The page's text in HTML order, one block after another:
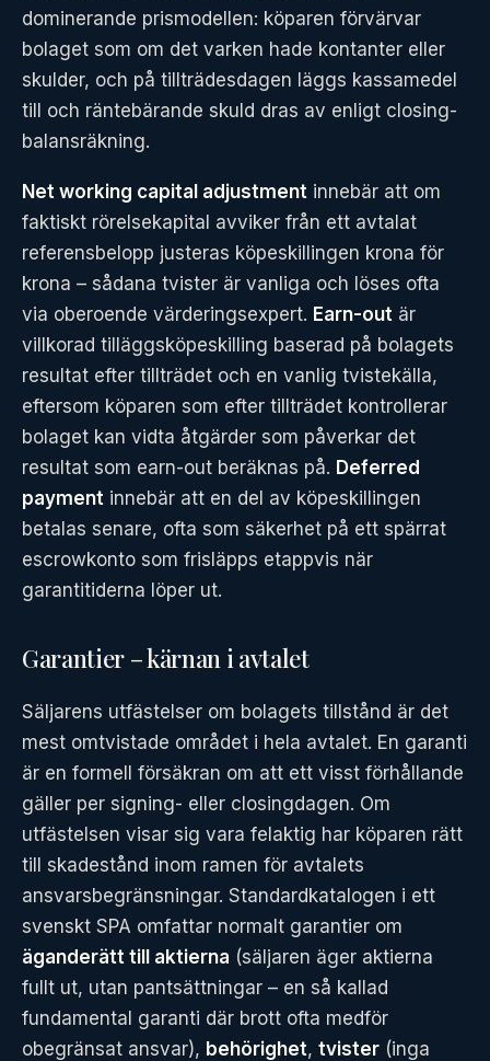
dominerande prismodellen: köparen förvärvar
bolaget som om det varken hade kontanter eller
skulder, och på tillträdesdagen läggs kassamedel
till och räntebärande skuld dras av enligt closing-
balansräkning.
Net working capital adjustment innebär att om
faktiskt rörelsekapital avviker från ett avtalat
referensbelopp justeras köpeskillingen krona för
krona – sådana tvister är vanliga och löses ofta
via oberoende värderingsexpert. Earn-out är
villkorad tilläggsköpeskilling baserad på bolagets
resultat efter tillträdet och en vanlig tvistekälla,
eftersom köparen som efter tillträdet kontrollerar
bolaget kan vidta åtgärder som påverkar det
resultat som earn-out beräknas på. Deferred
payment innebär att en del av köpeskillingen
betalas senare, ofta som säkerhet på ett spärrat
escrowkonto som frisläpps etappvis när
garantitiderna löper ut.
Garantier – kärnan i avtalet
Säljarens utfästelser om bolagets tillstånd är det
mest omtvistade området i hela avtalet. En garanti
är en formell försäkran om att ett visst förhållande
gäller per signing- eller closingdagen. Om
utfästelsen visar sig vara felaktig har köparen rätt
till skadestånd inom ramen för avtalets
ansvarsbegränsningar. Standardkatalogen i ett
svenskt SPA omfattar normalt garantier om
äganderätt till aktierna (säljaren äger aktierna
fullt ut, utan pantsättningar – en så kallad
fundamental garanti där brott ofta medför
obegränsat ansvar), behörighet, tvister (inga